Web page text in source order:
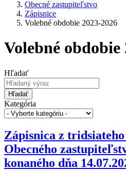
Obecné zastupiteľstvo
Zápisnice
Volebné obdobie 2023-2026
Volebné obdobie
Hľadať
Hľadať
Kategória
Zápisnica z
Obecného
konaného dňa